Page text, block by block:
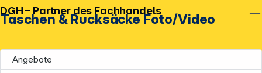
Taschen & Rucksäcke Foto/Video
Angebote
DGH – Partner des Fachhandels